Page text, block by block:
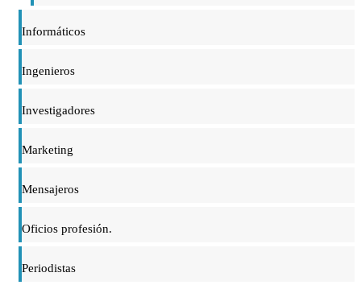
Informáticos
Ingenieros
Investigadores
Marketing
Mensajeros
Oficios profesión.
Periodistas